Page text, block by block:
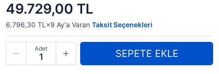
49.729,00 TL
6.796,30 TL×9 Ay'a Varan Taksit Seçenekleri
Adet